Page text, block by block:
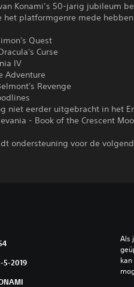
Konami’s 50-jarig jubileum
het platformgenre mede
Quest
Curse
IV
Adventure
Revenge
niet eerder uitgebracht in het
- Book of the Crescent
ondersteuning voor de
5-2019
Als